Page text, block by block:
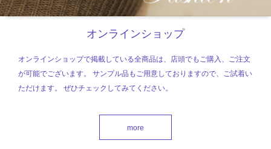
オンラインショップ
オンラインショップで掲載している全商品は、店頭でもご購入、ご注文
が可能でございます。 サンプル品もご用意しておりますので、ご試着い
ただけます。 ぜひチェックしてみてください。
more